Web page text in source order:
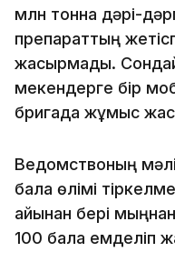
млн тонна дәрі-
препараттың
жасырмады.
мекендерге бір
бригада жұмыс
Ведомствоның
бала өлімі
айынан бері
100 бала емделіп